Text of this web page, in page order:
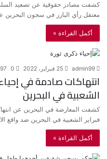
كشفت مصادر حقوقية عن تصعيد
معتقل رأي البارز في سجون
أكمل القراءة »
admin99 25 فبراير، 2022 0
97
الشعبية في البحرين
فبراير الشعبية في البحرين ضد واقع
أكمل القراءة »